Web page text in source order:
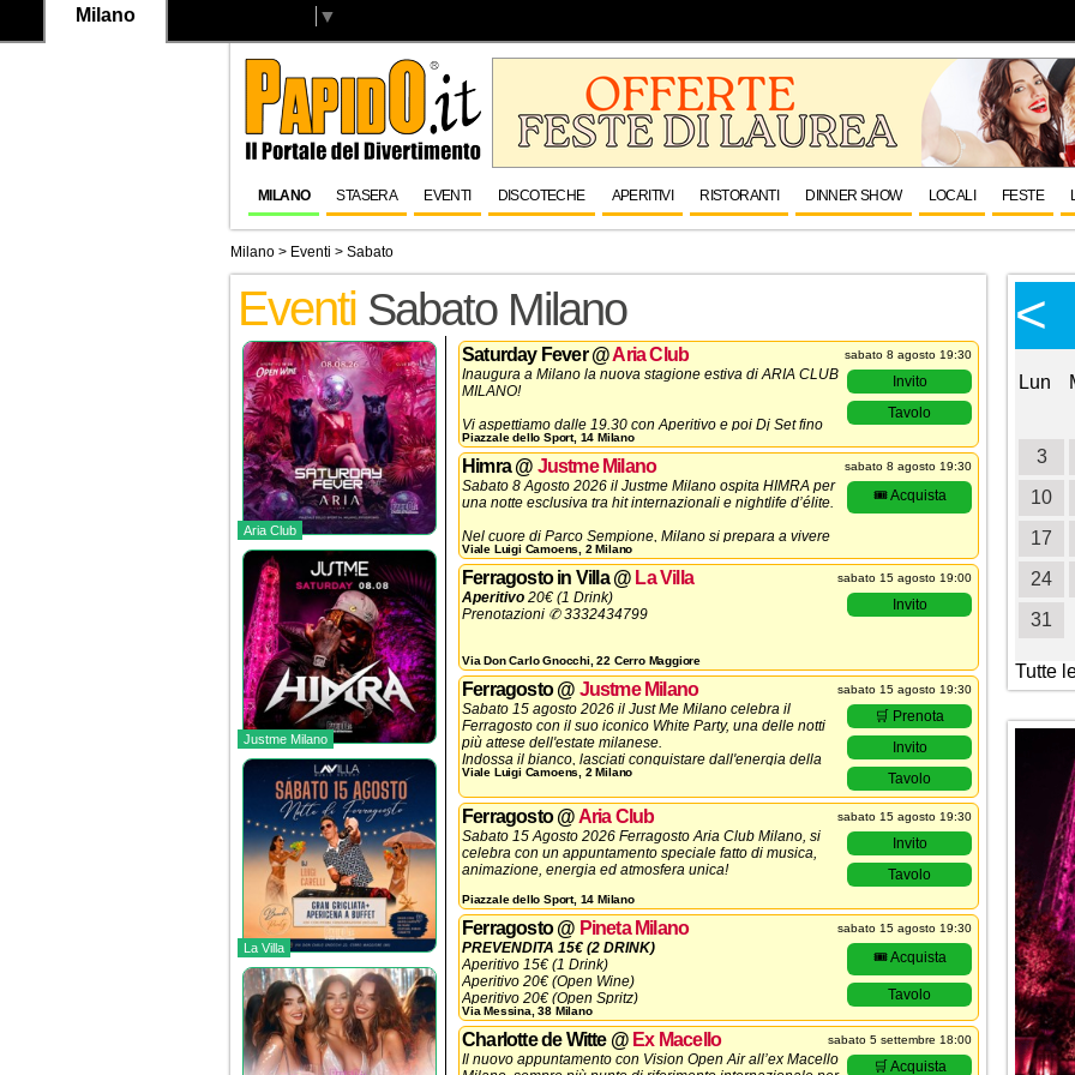
Milano ▼
MILANO STASERA EVENTI DISCOTECHE APERITIVI RISTORANTI DINNER SHOW LOCALI FESTE
Milano > Eventi > Sabato
Eventi Sabato Milano
Aria Club
Justme Milano
La Villa
sabato 8 agosto 19:30
Saturday Fever@Aria Club
Inaugura a Milano la nuova stagione estiva di ARIA CLUB
MILANO!
Vi aspettiamo dalle 19.30 con Aperitivo e poi Dj Set fino
alle prime luci del mattino.
Invito
Tavolo
Piazzale dello Sport, 14 Milano
sabato 8 agosto 19:30
Himra@ Justme Milano
Sabato 8 Agosto 2026 il Justme Milano ospita HIMRA per
una notte esclusiva tra hit internazionali e nightlife d’élite.
Nel cuore di Parco Sempione, Milano si prepara a vivere
uno degli eventi più carichi dell’estate 2026
🎟️ Acquista
Viale Luigi Camoens, 2 Milano
sabato 15 agosto 19:00
Ferragosto in Villa@ La Villa
Aperitivo 20€ (1 Drink)
Prenotazioni ✆ 3332434799
Invito
Via Don Carlo Gnocchi, 22 Cerro Maggiore
sabato 15 agosto 19:30
Ferragosto@ Justme Milano
Sabato 15 agosto 2026 il Just Me Milano celebra il
Ferragosto con il suo iconico White Party, una delle notti
più attese dell'estate milanese.
Indossa il bianco, lasciati conquistare dall'energia della
città e vivi un Ferragosto all'insegna dello stile.
Vi aspettiamo dalle 19.30 con Aperitivo e/o Serata Dj Set
fino alle prime luci della mattina!
🛒 Prenota
Invito
Tavolo
Viale Luigi Camoens, 2 Milano
sabato 15 agosto 19:30
Ferragosto@Aria Club
Sabato 15 Agosto 2026 Ferragosto Aria Club Milano, si
celebra con un appuntamento speciale fatto di musica,
animazione, energia ed atmosfera unica!
Vi aspettiamo dalle 19.30 con Aperitivo e poi Dj Set fino
alle prime luci del mattino.
Invito
Tavolo
Piazzale dello Sport, 14 Milano
sabato 15 agosto 19:30
Ferragosto@ Pineta Milano
PREVENDITA 15€ (2 DRINK)
Aperitivo 15€ (1 Drink)
Aperitivo 20€ (Open Wine)
Aperitivo 20€ (Open Spritz)
Ingresso 20€/15€ (1 Drink)
Tavolo Pista 250€ (5 Ingressi)
Prenotazioni ✆ 3332434799
🎟️ Acquista
Tavolo
Via Messina, 38 Milano
sabato 5 settembre 18:00
Charlotte de Witte@ Ex Macello
Il nuovo appuntamento con Vision Open Air all’ex Macello
🛒 Acquista
Lun Mar Mer Gio Sab
Dom
3
5
6 7 8 9 10
11
12
13 14 15 16 17
19
20 21 22
26
29 30 31
<
Lun
3
10
17
24
31
Tutte